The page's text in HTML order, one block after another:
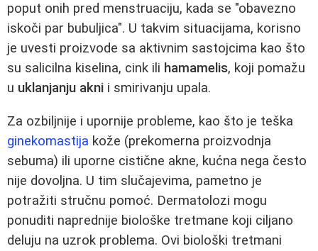
poput onih pred menstruaciju, kada se "obavezno
iskoči par bubuljica". U takvim situacijama, korisno
je uvesti proizvode sa aktivnim sastojcima kao što
su salicilna kiselina, cink ili hamamelis, koji pomažu
u uklanjanju akni i smirivanju upala.
Za ozbiljnije i upornije probleme, kao što je teška
ginekomastija kože (prekomerna proizvodnja
sebuma) ili uporne cistične akne, kućna nega često
nije dovoljna. U tim slučajevima, pametno je
potražiti stručnu pomoć. Dermatolozi mogu
ponuditi naprednije biološke tretmane koji ciljano
deluju na uzrok problema. Ovi biološki tretmani